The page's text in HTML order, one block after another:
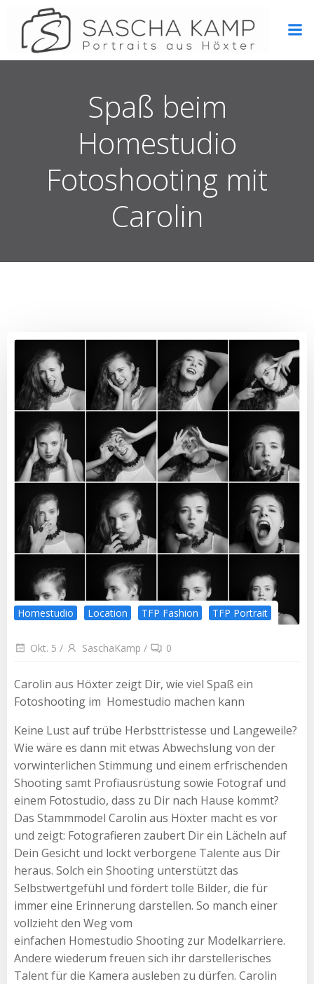
Inhalt
springen
Spaß beim
Homestudio
Fotoshooting mit
Carolin
Homestudio Location TFP Fashion TFP Portrait
Okt. 5 / SaschaKamp / 0
Carolin aus Höxter zeigt Dir, wie viel Spaß ein
Fotoshooting im Homestudio machen kann
Keine Lust auf trübe Herbsttristesse und Langeweile?
Wie wäre es dann mit etwas Abwechslung von der
vorwinterlichen Stimmung und einem erfrischenden
Shooting samt Profiausrüstung sowie Fotograf und
einem Fotostudio, dass zu Dir nach Hause kommt?
Das Stammmodel Carolin aus Höxter macht es vor
und zeigt: Fotografieren zaubert Dir ein Lächeln auf
Dein Gesicht und lockt verborgene Talente aus Dir
heraus. Solch ein Shooting unterstützt das
Selbstwertgefühl und fördert tolle Bilder, die für
immer eine Erinnerung darstellen. So manch einer
vollzieht den Weg vom
einfachen Homestudio Shooting zur Modelkarriere.
Andere wiederum freuen sich ihr darstellerisches
Talent für die Kamera ausleben zu dürfen. Carolin